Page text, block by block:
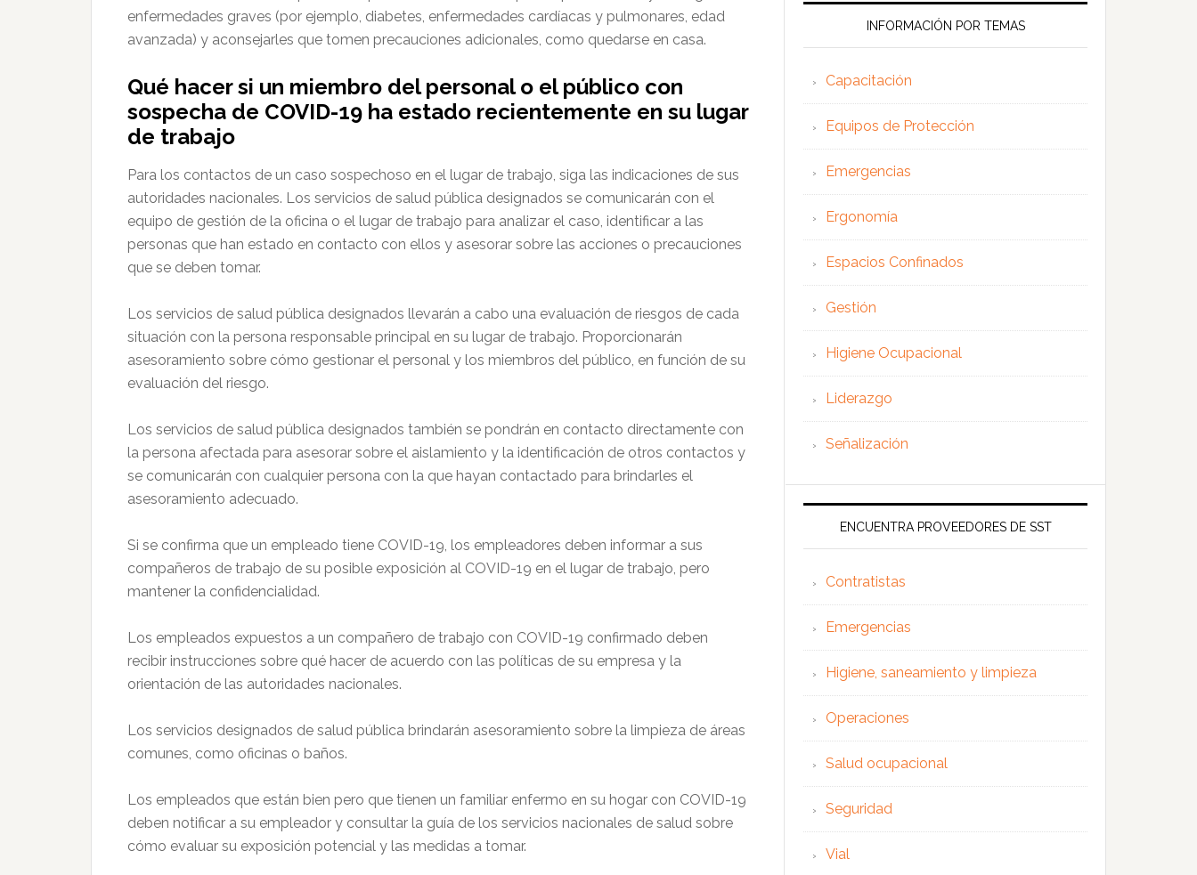
enfermedades graves (por ejemplo, diabetes, enfermedades cardíacas y pulmonares, edad
avanzada) y aconsejarles que tomen precauciones adicionales, como quedarse en casa.
Qué hacer si un miembro del personal o el público con
sospecha de COVID-19 ha estado recientemente en su lugar
de trabajo
Para los contactos de un caso sospechoso en el lugar de trabajo, siga las indicaciones de sus
autoridades nacionales. Los servicios de salud pública designados se comunicarán con el
equipo de gestión de la oficina o el lugar de trabajo para analizar el caso, identificar a las
personas que han estado en contacto con ellos y asesorar sobre las acciones o precauciones
que se deben tomar.
Los servicios de salud pública designados llevarán a cabo una evaluación de riesgos de cada
situación con la persona responsable principal en su lugar de trabajo. Proporcionarán
asesoramiento sobre cómo gestionar el personal y los miembros del público, en función de su
evaluación del riesgo.
Los servicios de salud pública designados también se pondrán en contacto directamente con
la persona afectada para asesorar sobre el aislamiento y la identificación de otros contactos y
se comunicarán con cualquier persona con la que hayan contactado para brindarles el
asesoramiento adecuado.
Si se confirma que un empleado tiene COVID-19, los empleadores deben informar a sus
compañeros de trabajo de su posible exposición al COVID-19 en el lugar de trabajo, pero
mantener la confidencialidad.
Los empleados expuestos a un compañero de trabajo con COVID-19 confirmado deben
recibir instrucciones sobre qué hacer de acuerdo con las políticas de su empresa y la
orientación de las autoridades nacionales.
Los servicios designados de salud pública brindarán asesoramiento sobre la limpieza de áreas
comunes, como oficinas o baños.
Los empleados que están bien pero que tienen un familiar enfermo en su hogar con COVID-19
deben notificar a su empleador y consultar la guía de los servicios nacionales de salud sobre
cómo evaluar su exposición potencial y las medidas a tomar.
INFORMACIÓN POR TEMAS
Capacitación
Equipos de Protección
Emergencias
Ergonomía
Espacios Confinados
Gestión
Higiene Ocupacional
Liderazgo
Señalización
ENCUENTRA PROVEEDORES DE SST
Contratistas
Emergencias
Higiene, saneamiento y limpieza
Operaciones
Salud ocupacional
Seguridad
Vial